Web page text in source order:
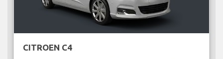
CITROEN C4